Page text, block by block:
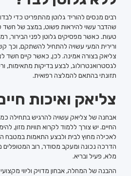
רבים מנסים להוריד גלוטן מהתפריט כדי
שהדבר עשוי להיראות פשוט, במצב של חשד
טעות. כאשר מפסיקים גלוטן לפני הבירור,
ורירית המעי עשויה להתחיל להשתקם, וכך
צליאק בצורה אמינה. לכן, כאשר קיים חשד
לגסטרואנטרולוג, לבצע בדיקות מתאימות,
תזונתי בהתאם להמלצה רפואית.
צליאק ואיכות
אבחנה של צליאק עשויה להרגיש בתחילה
החיים. יש צורך ללמוד לקרוא תוויות מזון,
לאכילה מחוץ לבית ולבצע התאמות במטבח
הדרכה נכונה ומעקב מסודר, רוב המטופלים
מלא, פעיל ובריא.
ההבנה של המחלה, אבחון מדויק וליווי